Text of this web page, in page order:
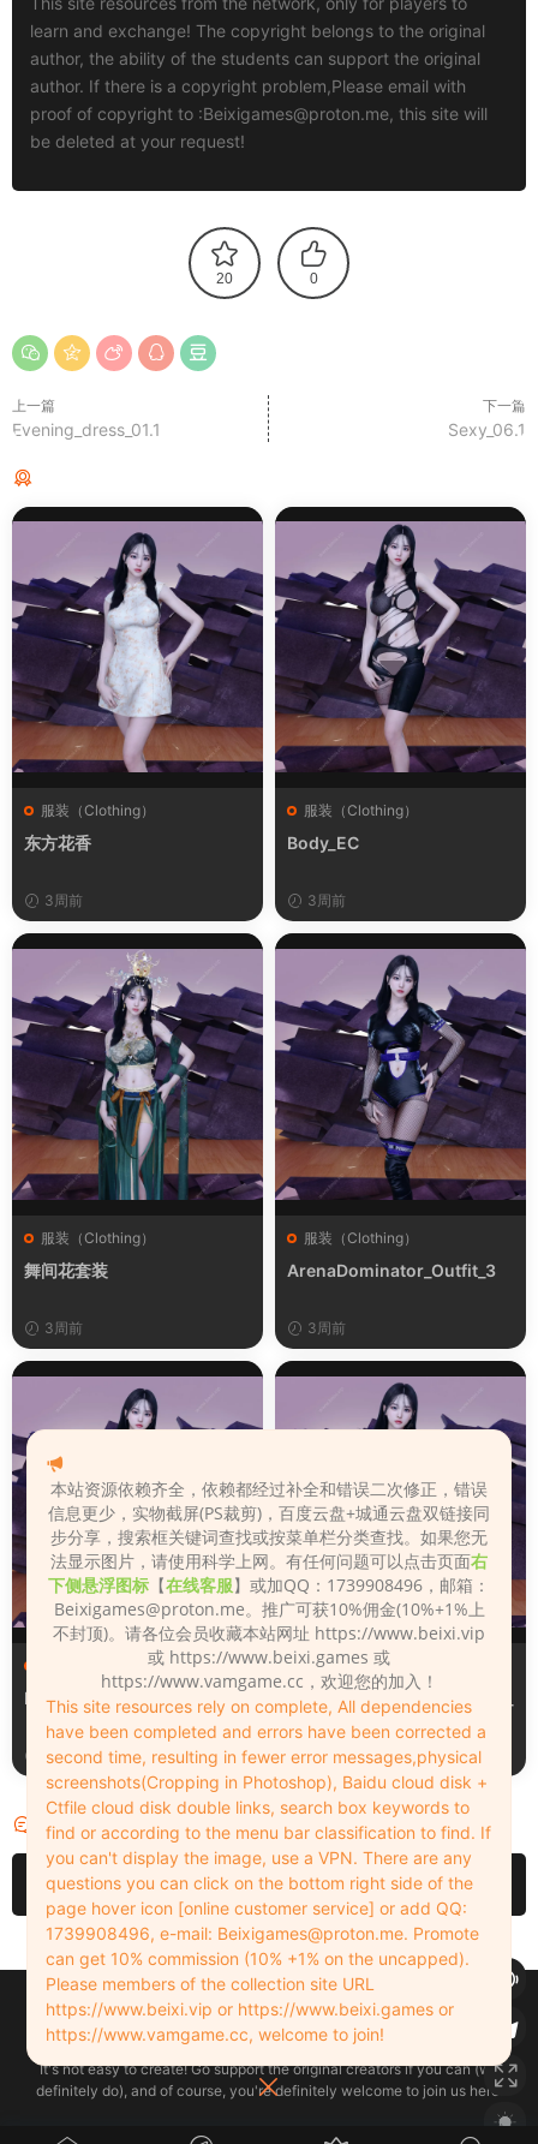
learn and exchange! The copyright belongs to the original
author, the ability of the students can support the original
author. If there is a copyright problem,Please email with
proof of copyright to :Beixigames@proton.me, this site will
be deleted at your request!
20 0
上一篇
Evening_dress_01.1
下一篇
Sexy_06.1
服装（Clothing）
东方花香
3周前
服装（Clothing）
Body_EC
3周前
服装（Clothing）
舞间花套装
3周前
服装（Clothing）
ArenaDominator_Outfit_3
3周前
服装（Clothing）
Leopard_print_office_suit
3周前
服装（Clothing）
Lacquer_leather_two_tone_
tight_mini_skirt
3周前
评论 3
请先登录
Copyleft © 2022-2026 beixi.vip - All Rights Freedom！
创作不易！有能力的同学可以去支持一下原创作者（我们绝对支持），当然
了，您加入这里我们也绝对欢迎！
It's not easy to create! Go support the original creators if you can (we
definitely do), and of course, you're definitely welcome to join us here!
本站资源依赖齐全，依赖都经过补全和错误二次修正，错误
信息更少，实物截屏(PS裁剪)，百度云盘+城通云盘双链接同
步分享，搜索框关键词查找或按菜单栏分类查找。如果您无
法显示图片，请使用科学上网。有任何问题可以点击页面右
下侧悬浮图标 【在线客服】或加QQ：1739908496，邮箱：
Beixigames@proton.me。推广可获10%佣金(10%+1%上
不封顶)。请各位会员收藏本站网址 https://www.beixi.vip
或 https://www.beixi.games 或
https://www.vamgame.cc，欢迎您的加入！
This site resources rely on complete, All dependencies
have been completed and errors have been corrected a
second time, resulting in fewer error messages,physical
screenshots(Cropping in Photoshop), Baidu cloud disk +
Ctfile cloud disk double links, search box keywords to
find or according to the menu bar classification to find. If
you can't display the image, use a VPN. There are any
questions you can click on the bottom right side of the
page hover icon [online customer service] or add QQ:
1739908496, e-mail: Beixigames@proton.me. Promote
can get 10% commission (10% +1% on the uncapped).
Please members of the collection site URL
https://www.beixi.vip or https://www.beixi.games or
https://www.vamgame.cc, welcome to join!